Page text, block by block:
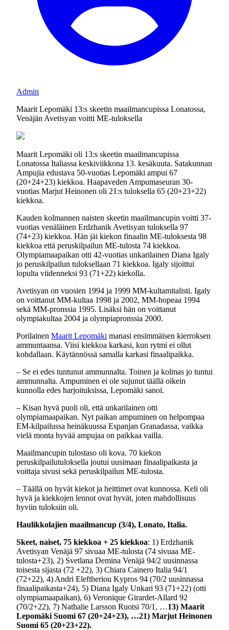
Admin
Maarit Lepomäki 13:s skeetin maailmancupissa Lonatossa,
Venäjän Avetisyan voitti ME-tuloksella
Maarit Lepomäki oli 13:s skeetin maailmancupissa
Lonatossa Italiassa keskiviikkona 13. kesäkuuta. Satakunnan
Ampujia edustava 50-vuotias Lepomäki ampui 67
(20+24+23) kiekkoa. Haapaveden Ampumaseuran 30-
vuotias Marjut Heinonen oli 21:s tuloksella 65 (20+23+22)
kiekkoa.
Kauden kolmannen naisten skeetin maailmancupin voitti 37-
vuotias venäläinen Erdzhanik Avetisyan tuloksella 97
(74+23) kiekkoa. Hän jäi kiekon finaalin ME-tuloksesta 98
kiekkoa että peruskilpailun ME-tulosta 74 kiekkoa.
Olympiamaapaikan otti 42-vuotias unkarilainen Diana Igaly
jo peruskilpailun tuloksellaan 71 kiekkoa. Igaly sijoittui
lopulta viidenneksi 93 (71+22) kiekolla.
Avetisyan on vuosien 1994 ja 1999 MM-kultamitalisti. Igaly
on voittanut MM-kultaa 1998 ja 2002, MM-hopeaa 1994
sekä MM-pronssia 1995. Lisäksi hän on voittanut
olympiakultaa 2004 ja olympiapronssia 2000.
Porilainen Maarit Lepomäki manasi ensimmäisen kierroksen
ammuntaansa. Viisi kiekkoa karkasi, kun rytmi ei ollut
kohdallaan. Käytännössä samalla karkasi finaalipaikka.
– Se ei edes tuntunut ammunnalta. Toinen ja kolmas jo tuntui
ammunnalta. Ampuminen ei ole sujunut täällä oikein
kunnolla edes harjoituksissa, Lepomäki sanoi.
– Kisan hyvä puoli oli, että unkarilainen otti
olympiamaapaikan. Nyt paikan ampuminen on helpompaa
EM-kilpailussa heinäkuussa Espanjan Granadassa, vaikka
vielä monta hyvää ampujaa on paikkaa vailla.
Maailmancupin tulostaso oli kova. 70 kiekon
peruskilpailutuloksella joutui uusimaan finaalipaikasta ja
voittaja sivusi sekä peruskilpailun ME-tulosta.
– Täällä on hyvät kiekot ja heittimet ovat kunnossa. Keli oli
hyvä ja kiekkojen lennot ovat hyvät, joten mahdollisuus
hyviin tuloksiin oli.
Haulikkolajien maailmancup (3/4), Lonato, Italia.
Skeet, naiset, 75 kiekkoa + 25 kiekkoa: 1) Erdzhanik
Avetisyan Venäjä 97 sivuaa ME-tulosta (74 sivuaa ME-
tulosta+23), 2) Svetlana Demina Venäjä 94/2 uusinnassa
toisesta sijasta (72 +22), 3) Chiara Cainero Italia 94/1
(72+22), 4) Andri Eleftheriou Kypros 94 (70/2 uusinnassa
finaalipaikasta+24), 5) Diana Igaly Unkari 93 (71+22) (otti
olympiamaapaikan), 6) Veronique Girardet-Allard 92
(70/2+22), 7) Nathalie Larsson Ruotsi 70/1, …13) Maarit
Lepomäki Suomi 67 (20+24+23), …21) Marjut Heinonen
Suomi 65 (20+23+22).